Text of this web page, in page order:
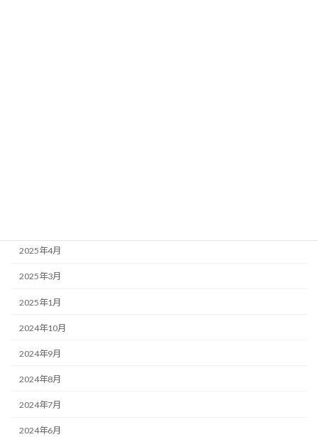
2025年4月
2025年3月
2025年1月
2024年10月
2024年9月
2024年8月
2024年7月
2024年6月